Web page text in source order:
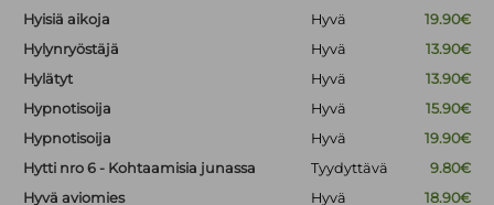
Hyisiä aikoja
Hyvä
19.90€
Hylynryöstäjä
Hyvä
13.90€
Hylätyt
Hyvä
13.90€
Hypnotisoija
Hyvä
15.90€
Hypnotisoija
Hyvä
19.90€
Hytti nro 6 - Kohtaamisia junassa
Tyydyttävä
9.80€
Hyvä aviomies
Hyvä 18.90€